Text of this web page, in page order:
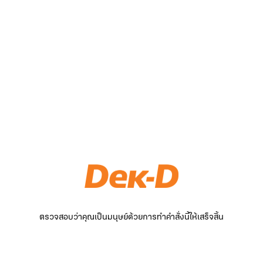
ตรวจสอบว่าคุณเป็นมนุษย์ด้วยการทำคำสั่งนี้ให้เสร็จสิ้น